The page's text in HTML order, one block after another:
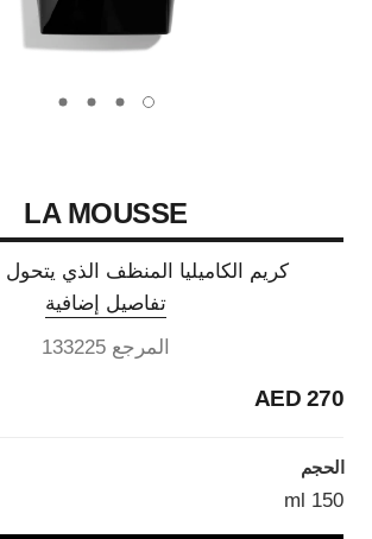
carousel dot
carousel dot
carousel dot
dot
LA MOUSSE
كريم الكاميليا المنظف الذي
تفاصيل إضافية
المرجع 133225
270 AED
الحجم
150 ml